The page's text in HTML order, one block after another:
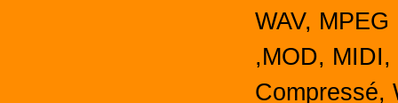
WAV,
,MOD,
Compressé,